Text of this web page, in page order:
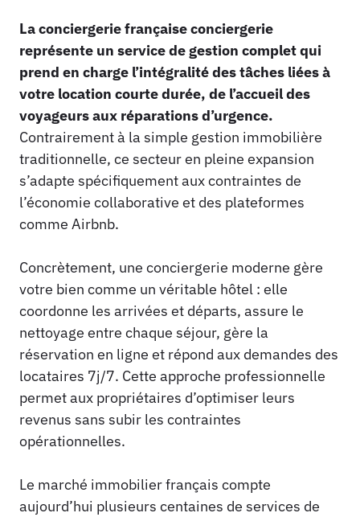
La conciergerie française conciergerie
représente un service de gestion complet qui
prend en charge l’intégralité des tâches liées à
votre location courte durée, de l’accueil des
voyageurs aux réparations d’urgence.
Contrairement à la simple gestion immobilière
traditionnelle, ce secteur en pleine expansion
s’adapte spécifiquement aux contraintes de
l’économie collaborative et des plateformes
comme Airbnb.
Concrètement, une conciergerie moderne gère
votre bien comme un véritable hôtel : elle
coordonne les arrivées et départs, assure le
nettoyage entre chaque séjour, gère la
réservation en ligne et répond aux demandes des
locataires 7j/7. Cette approche professionnelle
permet aux propriétaires d’optimiser leurs
revenus sans subir les contraintes
opérationnelles.
Le marché immobilier français compte
aujourd’hui plusieurs centaines de services de